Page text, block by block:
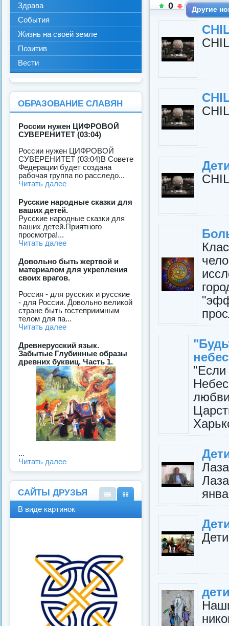
0 Другие
Здрава
События
Жизнь на своей земле
Позитив
Вести
ОБРАЗОВАНИЕ СЛАВЯН
России нужен ЦИФРОВОЙ
СУВЕРЕНИТЕТ (03:04)
России нужен ЦИФРОВОЙ
СУВЕРЕНИТЕТ (03:04)В Совете
Федерации будет создана
рабочая группа по расследо...
Читать далее
Русские народные сказки для
ваших детей.
Русские народные сказки для
ваших детей.Приятного
просмотра!...
Читать далее
Довольно быть жертвой и
материалом для укрепления
своих врагов.
Россия - для русских и русские
- для России. Довольно великой
стране быть гостеприимным
телом для па...
Читать далее
Древнерусский язык.
Забытые Глубинные образы
древних буквиц. Часть 1.
...
Читать далее
САЙТЫ ДРУЗЬЯ
В виде картинок